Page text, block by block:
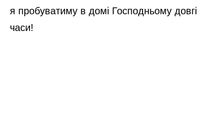
я пробуватиму в домі Господньому довгі
часи!